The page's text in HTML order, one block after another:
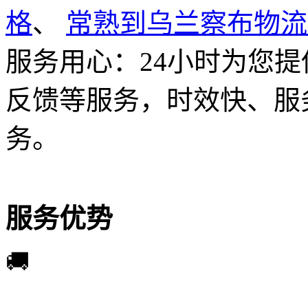
格、 常熟到乌兰察布物
服务用心： 24小时为您
反馈等服务，时效快、
务。
服务优势
🚚